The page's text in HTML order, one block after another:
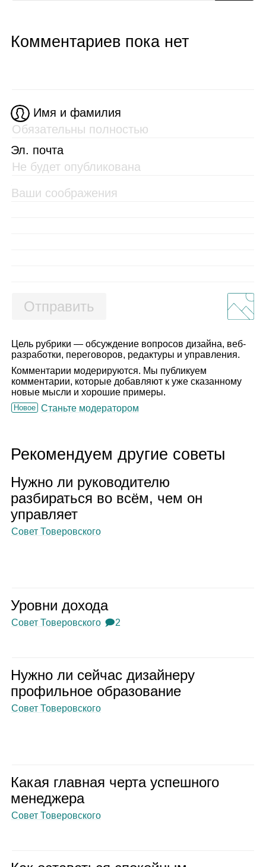
Комментариев пока нет
Имя и фамилия
Эл. почта
Отправить
Цель рубрики — обсуждение вопросов дизайна, веб-
разработки, переговоров, редактуры и управления.
Комментарии модерируются. Мы публикуем
комментарии, которые добавляют к уже сказанному
новые мысли и хорошие примеры.
Новое Станьте модератором
Рекомендуем другие советы
Нужно ли руко­во­ди­телю
раз­би­раться во всём, чем он
управ­ляет
Совет Товеровского
Уровни дохода
Совет Товеровского 🗩2
Нужно ли сей­час дизай­неру
про­филь­ное обра­зо­ва­ние
Совет Товеровского
Какая глав­ная черта успеш­ного
мене­джера
Совет Товеровского